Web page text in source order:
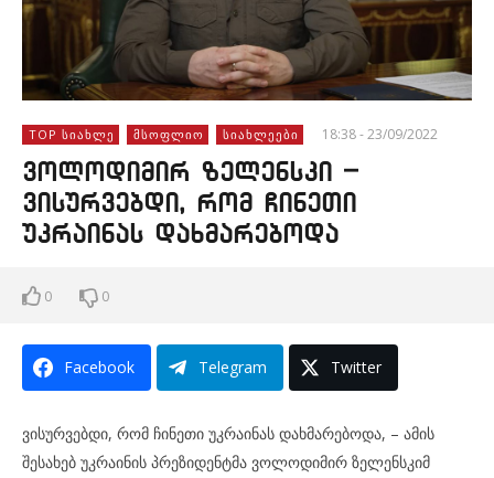
TOP ᲡᲘᲐᲮᲚᲔ ᲛᲡᲝᲤᲚᲘᲝ ᲡᲘᲐᲮᲚᲔᲔᲑᲘ 18:38 - 23/09/2022
ვოლოდიმირ ზელენსკი –
ვისურვებდი, რომ ჩინეთი
უკრაინას დახმარებოდა
0 0
Facebook Telegram Twitter
ვისურვებდი, რომ ჩინეთი უკრაინას დახმარებოდა, – ამის
შესახებ უკრაინის პრეზიდენტმა ვოლოდიმირ ზელენსკიმ